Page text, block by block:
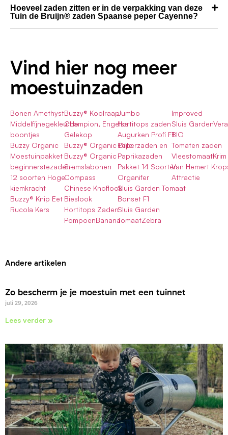
Hoeveel zaden zitten er in de verpakking van deze
Tuin de Bruijn® zaden Spaanse peper Cayenne?
Vind hier nog meer
moestuinzaden
Bonen Amethyst
Middelfijnegekleurde
boontjes
Buzzy Organic
Moestuinpakket
beginnerstezaden-
12 soorten Hoge
kiemkracht
Buzzy® Knip Eet
Rucola Kers
Buzzy® Koolraap
Champion, Engelse
Gelekop
Buzzy® Organic Dille
Buzzy® Organic
Stamslabonen
Compass
Chinese Knoflook
Bieslook
Hortitops Zaden
PompoenBanana
Jumbo
Hortitops zaden
Augurken Profi F1
Peperzaden en
Paprikazaden
Pakket 14 Soorten
Organifer
Sluis Garden Tomaat
Bonset F1
Sluis Garden
TomaatZebra
Improved
Sluis
BIO
Tomaten zaden
VleestomaatKrim
Van Hemert
Attractie
Andere artikelen
Zo bescherm je je moestuin met een tuinnet
juli 29, 2026
Lees verder »